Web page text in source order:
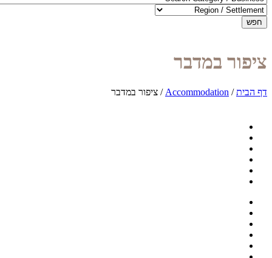
חפש
ציפור במדבר
דף הבית/
Accommodation
/ ציפור במדבר